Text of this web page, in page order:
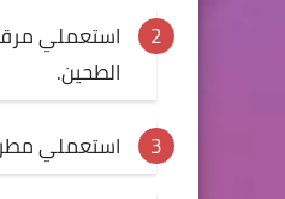
استعملي
الطحين.
استعملي